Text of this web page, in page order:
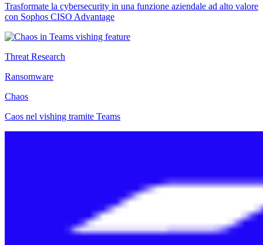
Trasformate la cybersecurity in una funzione aziendale ad alto valore
con Sophos CISO Advantage
Threat Research
Ransomware
Chaos
Caos nel vishing tramite Teams